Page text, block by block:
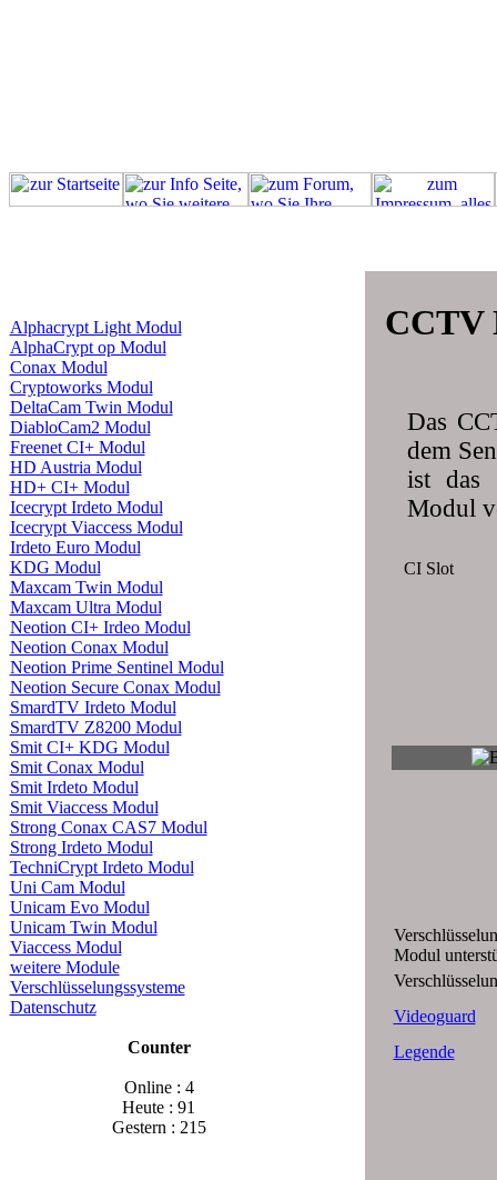
Alphacrypt Light Modul
AlphaCrypt op Modul
Conax Modul
Cryptoworks Modul
DeltaCam Twin Modul
DiabloCam2 Modul
Freenet CI+ Modul
HD Austria Modul
HD+ CI+ Modul
Icecrypt Irdeto Modul
Icecrypt Viaccess Modul
Irdeto Euro Modul
KDG Modul
Maxcam Twin Modul
Maxcam Ultra Modul
Neotion CI+ Irdeo Modul
Neotion Conax Modul
Neotion Prime Sentinel Modul
Neotion Secure Conax Modul
SmardTV Irdeto Modul
SmardTV Z8200 Modul
Smit CI+ KDG Modul
Smit Conax Modul
Smit Irdeto Modul
Smit Viaccess Modul
Strong Conax CAS7 Modul
Strong Irdeto Modul
TechniCrypt Irdeto Modul
Uni Cam Modul
Unicam Evo Modul
Unicam Twin Modul
Viaccess Modul
weitere Module
Verschlüsselungssysteme
Datenschutz
Counter
Online : 4
Heute : 91
Gestern : 215
CCTV
Das
dem
ist das
Modul
CI Slot
Modul
Videoguard
Legende